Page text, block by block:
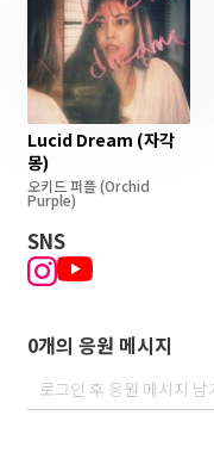
Lucid Dream (자각
몽)
오키드 퍼플(Orchid
Purple)
SNS
0개의 응원 메시지